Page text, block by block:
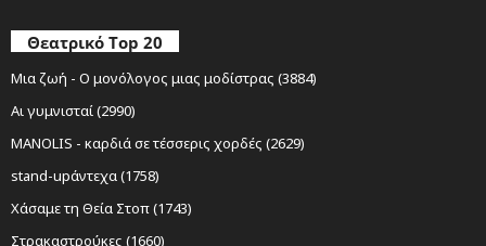
Θεατρικό Top 20
Μια ζωή - Ο μονόλογος μιας μοδίστρας (3884)
Αι γυμνισταί (2990)
MANOLIS - καρδιά σε τέσσερις χορδές (2629)
stand-upάντεχα (1758)
Χάσαμε τη Θεία Στοπ (1743)
Στρακαστρούκες (1660)